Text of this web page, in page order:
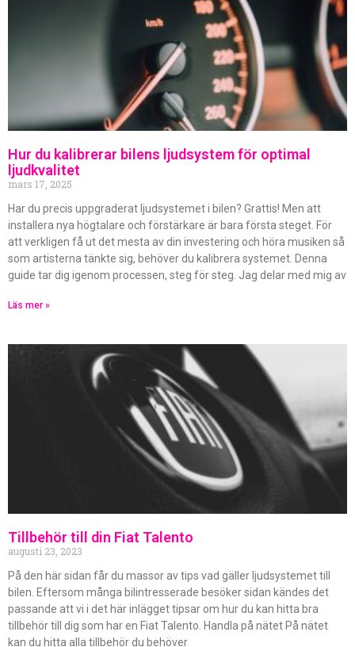
Hur du kalibrerar bilens ljudsystem för optimal
ljudkvalitet
mars 17, 2025
Har du precis uppgraderat ljudsystemet i bilen? Grattis! Men att
installera nya högtalare och förstärkare är bara första steget. För
att verkligen få ut det mesta av din investering och höra musiken så
som artisterna tänkte sig, behöver du kalibrera systemet. Denna
guide tar dig igenom processen, steg för steg. Jag delar med mig av
Läs mer »
Tillbehör till din Fiat Talento
augusti 23, 2023
På den här sidan får du massor av tips vad gäller ljudsystemet till
bilen. Eftersom många bilintresserade besöker sidan kändes det
passande att vi i det här inlägget tipsar om hur du kan hitta bra
tillbehör till dig som har en Fiat Talento. Handla på nätet På nätet
kan du hitta alla tillbehör du behöver